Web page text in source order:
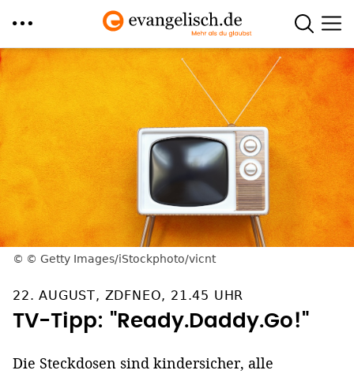
Direkt
zum
Inhalt
© Getty Images/iStockphoto/vicnt
22. AUGUST, ZDFNEO, 21.45 UHR
TV-Tipp: "Ready.Daddy.Go!"
Die Steckdosen sind kindersicher, alle